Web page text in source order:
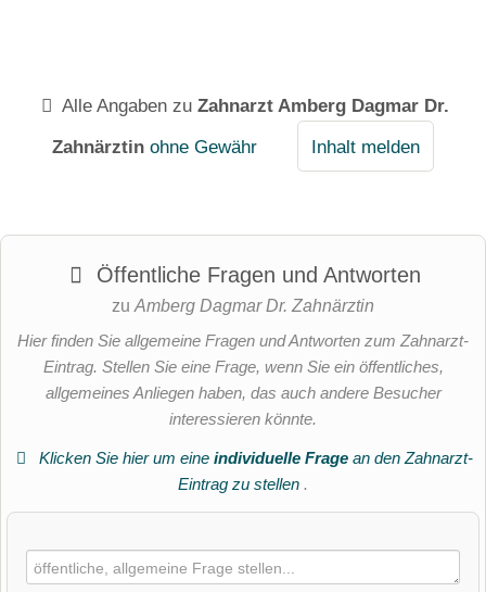
Alle Angaben zu Zahnarzt Amberg Dagmar Dr.
Zahnärztin ohne Gewähr Inhalt melden
Öffentliche Fragen und Antworten
zu Amberg Dagmar Dr. Zahnärztin
Hier finden Sie allgemeine Fragen und Antworten zum Zahnarzt-
Eintrag. Stellen Sie eine Frage, wenn Sie ein öffentliches,
allgemeines Anliegen haben, das auch andere Besucher
interessieren könnte.
Klicken Sie hier um eine individuelle Fragean den Zahnarzt-
Eintrag zu stellen .